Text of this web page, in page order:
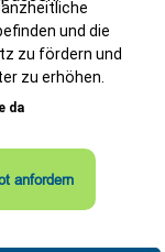
und die
zu fördern und
zu erhöhen.
da
anfordern